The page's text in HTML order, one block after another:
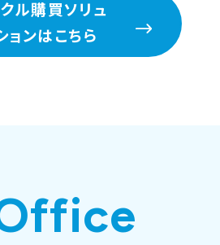
ル購買ソリュ
ョンはこちら